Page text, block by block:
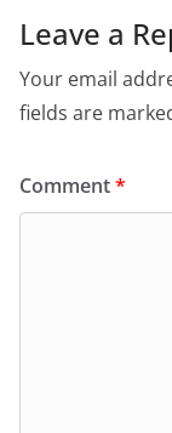
Leave a
Your email
fields are
Comment*